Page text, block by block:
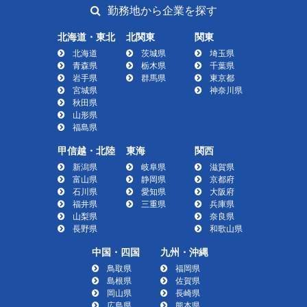
勤務地から企業を探す
北海道・東北
北海道
青森県
岩手県
宮城県
秋田県
山形県
福島県
北関東
茨城県
栃木県
群馬県
関東
埼玉県
千葉県
東京都
神奈川県
甲信越・北陸
新潟県
富山県
石川県
福井県
山梨県
長野県
東海
岐阜県
静岡県
愛知県
三重県
関西
滋賀県
京都府
大阪府
兵庫県
奈良県
和歌山県
中国・四国
鳥取県
島根県
岡山県
九州・沖縄
福岡県
佐賀県
長崎県